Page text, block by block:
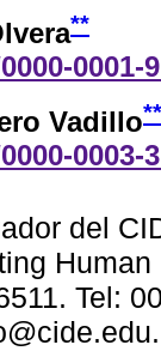
**
0001-
Vadillo
0003-
del
Tel: